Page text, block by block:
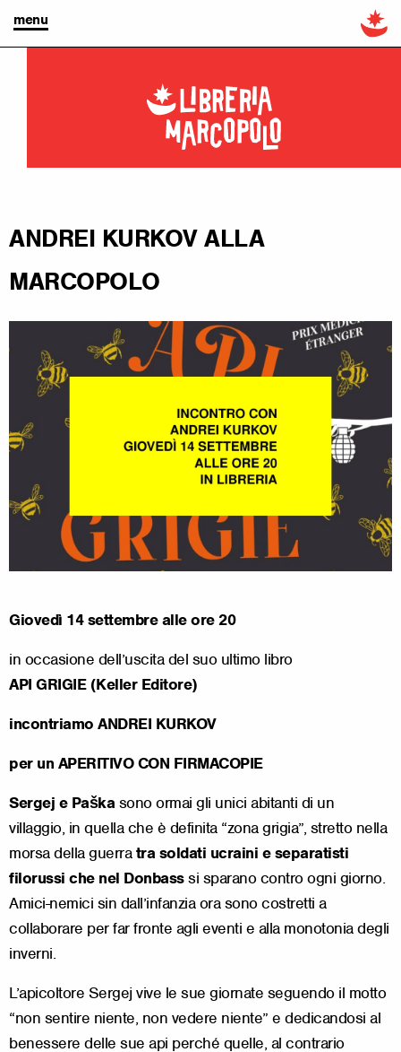
menu
ANDREI KURKOV ALLA
MARCOPOLO
Giovedì 14 settembre alle ore 20
in occasione dell’uscita del suo ultimo libro
API GRIGIE (Keller Editore)
incontriamo ANDREI KURKOV
per un APERITIVO CON FIRMACOPIE
Sergej e Paška sono ormai gli unici abitanti di un
villaggio, in quella che è definita “zona grigia”, stretto nella
morsa della guerratra soldati ucraini e separatisti
filorussi che nel Donbasssi sparano contro ogni giorno.
Amici-nemici sin dall’infanzia ora sono costretti a
collaborare per far fronte agli eventi e alla monotonia degli
inverni.
L’apicoltore Sergej vive le sue giornate seguendo il motto
“non sentire niente, non vedere niente” e dedicandosi al
benessere delle sue api perché quelle, al contrario